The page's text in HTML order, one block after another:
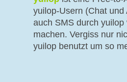
yuilop-Usern (Chat
auch SMS durch
machen. Vergiss nur
yuilop benutzt um so